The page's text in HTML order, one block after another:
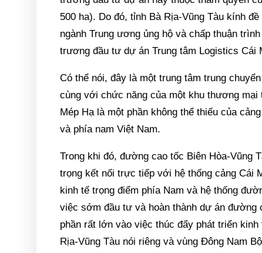
500 ha). Do đó, tỉnh Bà Rịa-Vũng Tàu kính
ngành Trung ương ủng hộ và chấp thuận
trương đầu tư dự án Trung tâm Logistics Cái
Có thể nói, đây là một trung tâm trung
cùng với chức năng của một khu thương
Mép Hạ là một phần không thể thiếu của
và phía nam Việt Nam.
Trong khi đó, đường cao tốc Biên Hòa-Vũng
trọng kết nối trực tiếp với hệ thống cảng Cái
kinh tế trọng điểm phía Nam và hệ thống
việc sớm đầu tư và hoàn thành dự án đường
phần rất lớn vào việc thúc đẩy phát triển
Rịa-Vũng Tàu nói riêng và vùng Đông Nam